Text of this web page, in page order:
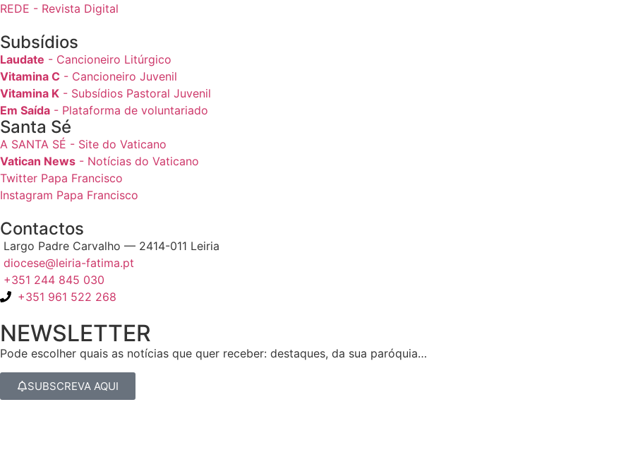
REDE - Revista Digital
Subsídios
Laudate - Cancioneiro Litúrgico
Vitamina C - Cancioneiro Juvenil
Vitamina K - Subsídios Pastoral Juvenil
Em Saída - Plataforma de voluntariado
Santa Sé
A SANTA SÉ - Site do Vaticano
Vatican News - Notícias do Vaticano
Twitter Papa Francisco
Instagram Papa Francisco
Contactos
Largo Padre Carvalho — 2414-011 Leiria
diocese@leiria-fatima.pt
+351 244 845 030
+351 961 522 268
NEWSLETTER
Pode escolher quais as notícias que quer receber: destaques, da sua paróquia…
SUBSCREVA AQUI